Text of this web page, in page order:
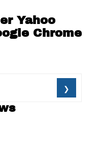
Yahoo
Chrome